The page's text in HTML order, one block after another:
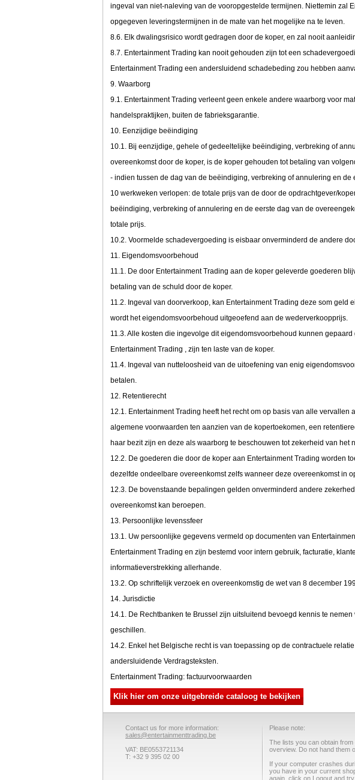
ingeval van niet-naleving van de vooropgestelde termijnen. Niettemin zal
opgegeven leveringstermijnen in de mate van het mogelijke na te leven.
8.6. Elk dwalingsrisico wordt gedragen door de koper, en zal nooit
8.7. Entertainment Trading kan nooit gehouden zijn tot een
Entertainment Trading een andersluidend schadebeding zou hebben
9. Waarborg
9.1. Entertainment Trading verleent geen enkele andere waarborg voor
handelspraktijken, buiten de fabrieksgarantie.
10. Eenzijdige beëindiging
10.1. Bij eenzijdige, gehele of gedeeltelijke beëindiging, verbreking of
overeenkomst door de koper, is de koper gehouden tot betaling van
- indien tussen de dag van de beëindiging, verbreking of annulering en
10 werkweken verlopen: de totale prijs van de door de opdrachtgever/
beëindiging, verbreking of annulering en de eerste dag van de
totale prijs.
10.2. Voormelde schadevergoeding is eisbaar onverminderd de andere
11. Eigendomsvoorbehoud
11.1. De door Entertainment Trading aan de koper geleverde goederen
betaling van de schuld door de koper.
11.2. Ingeval van doorverkoop, kan Entertainment Trading deze som geld
wordt het eigendomsvoorbehoud uitgeoefend aan de wederverkoopprijs.
11.3. Alle kosten die ingevolge dit eigendomsvoorbehoud kunnen
Entertainment Trading , zijn ten laste van de koper.
11.4. Ingeval van nutteloosheid van de uitoefening van enig
betalen.
12. Retentierecht
12.1. Entertainment Trading heeft het recht om op basis van alle
algemene voorwaarden ten aanzien van de kopertoekomen, een
haar bezit zijn en deze als waarborg te beschouwen tot zekerheid van
12.2. De goederen die door de koper aan Entertainment Trading worden
dezelfde ondeelbare overeenkomst zelfs wanneer deze overeenkomst in
12.3. De bovenstaande bepalingen gelden onverminderd andere
overeenkomst kan beroepen.
13. Persoonlijke levenssfeer
13.1. Uw persoonlijke gegevens vermeld op documenten van
Entertainment Trading en zijn bestemd voor intern gebruik, facturatie,
informatieverstrekking allerhande.
13.2. Op schriftelijk verzoek en overeenkomstig de wet van 8 december
14. Jurisdictie
14.1. De Rechtbanken te Brussel zijn uitsluitend bevoegd kennis te
geschillen.
14.2. Enkel het Belgische recht is van toepassing op de contractuele
andersluidende Verdragsteksten.
Entertainment Trading: factuurvoorwaarden
Klik hier om onze uitgebreide cataloog te bekijken
Contact us for more information:
sales@entertainmenttrading.be
VAT: BE0553721134
T: +32 9 395 02 00
Please note:
The lists you can obtain
overview. Do not hand them
If your computer crashes
you have in your current
again, click on Logout and try